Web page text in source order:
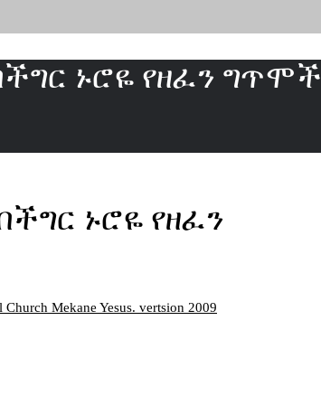
ኑሮዬ የዘፈን ግጥሞች
ኑሮዬ የዘፈን
Mekane Yesus. vertsion 2009